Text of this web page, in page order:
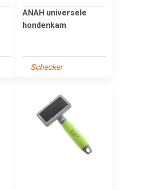
ANAH universele
hondenkam
Schecker